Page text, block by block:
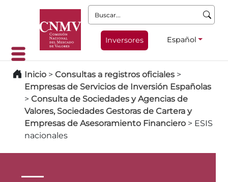
Buscar:
Inversores Español
Inicio > Consultas a registros oficiales >
Empresas de Servicios de Inversión Españolas
> Consulta de Sociedades y Agencias de
Valores, Sociedades Gestoras de Cartera y
Empresas de Asesoramiento Financiero > ESIS
nacionales